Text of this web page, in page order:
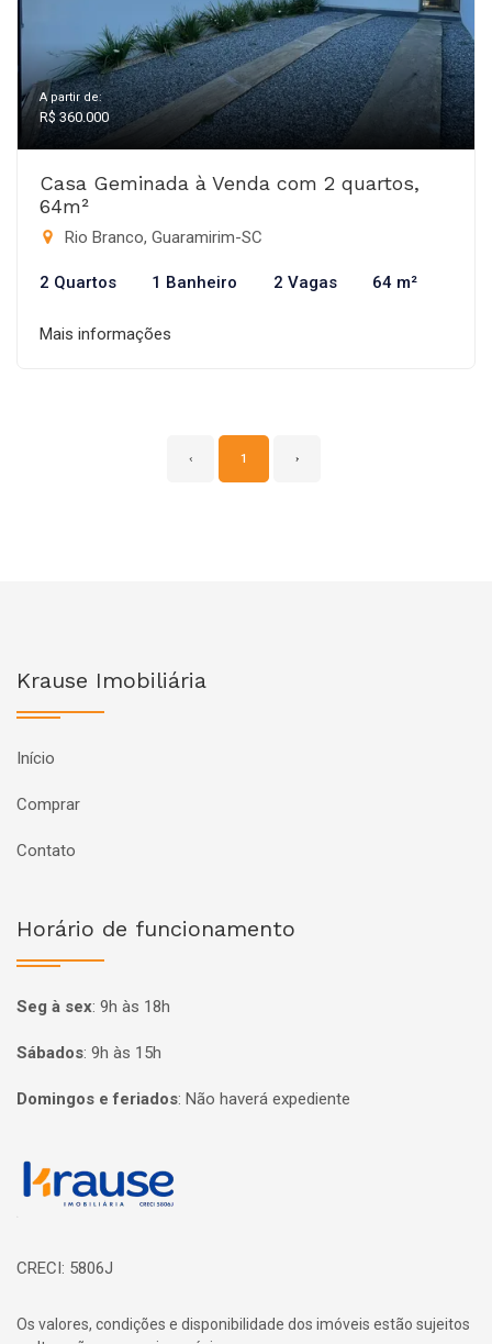
A partir de:
R$ 360.000
Casa Geminada à Venda com 2 quartos,
64m²
Rio Branco, Guaramirim-SC
2 Quartos 1 Banheiro 2 Vagas 64 m²
Mais informações
‹ 1 ›
Krause Imobiliária
Início
Comprar
Contato
Horário de funcionamento
Seg à sex: 9h às 18h
Sábados: 9h às 15h
Domingos e feriados: Não haverá expediente
Página inicial
CRECI: 5806J
Os valores, condições e disponibilidade dos imóveis estão sujeitos